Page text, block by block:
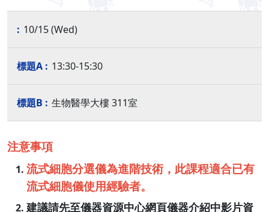
10/15 (Wed)
13:30-15:30
生物醫學大樓 311室
注意事項
流式細胞分選儀為進階技術，此課程適合已有
流式細胞儀使用經驗者。
建議請先至儀器資源中心網頁儀器介紹中影片資